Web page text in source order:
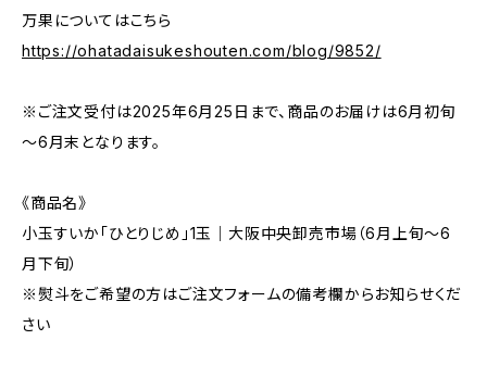
万果についてはこちら
https://ohatadaisukeshouten.com/blog/9852/
※ご注文受付は2025年6月25日まで、商品のお届けは6月初旬
～6月末となります。
《商品名》
小玉すいか「ひとりじめ」1玉｜大阪中央卸売市場（6月上旬～6
月下旬）
※熨斗をご希望の方はご注文フォームの備考欄からお知らせくだ
さい